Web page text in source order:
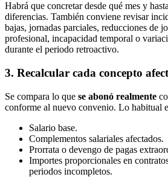
Habrá que concretar desde qué mes y
diferencias. También conviene revisar
bajas, jornadas parciales, reducciones de
profesional, incapacidad temporal o
durante el periodo retroactivo.
3. Recalcular cada concepto
Se compara lo que se abonó realmente
conforme al nuevo convenio. Lo habitual
Salario base.
Complementos salariales afectados.
Prorrata o devengo de pagas
Importes proporcionales en
periodos incompletos.